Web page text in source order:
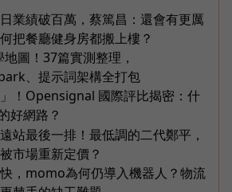
業績破百萬，蔡篤昌：還會有更厲
把餐廳健身房都搬上樓？
圖！37篇實測整理，
、提示詞架構全打包
！Opensignal 國際評比揭密：什
好網路？
站最後一排！最低調的二代鄭平，
市場重新定價？
，momo為何仍導入機器人？物流